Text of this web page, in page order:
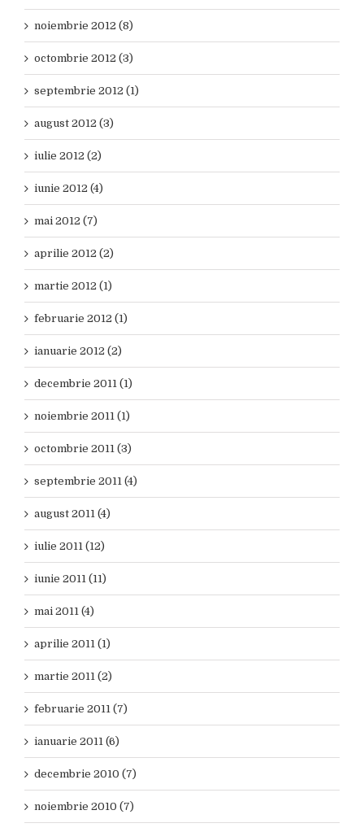
noiembrie 2012 (8)
octombrie 2012 (3)
septembrie 2012 (1)
august 2012 (3)
iulie 2012 (2)
iunie 2012 (4)
mai 2012 (7)
aprilie 2012 (2)
martie 2012 (1)
februarie 2012 (1)
ianuarie 2012 (2)
decembrie 2011 (1)
noiembrie 2011 (1)
octombrie 2011 (3)
septembrie 2011 (4)
august 2011 (4)
iulie 2011 (12)
iunie 2011 (11)
mai 2011 (4)
aprilie 2011 (1)
martie 2011 (2)
februarie 2011 (7)
ianuarie 2011 (6)
decembrie 2010 (7)
noiembrie 2010 (7)